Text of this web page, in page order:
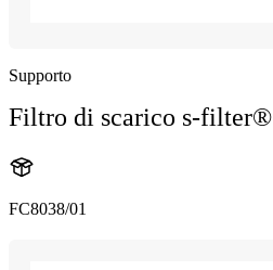
Supporto
Filtro di scarico s-filter®
FC8038/01